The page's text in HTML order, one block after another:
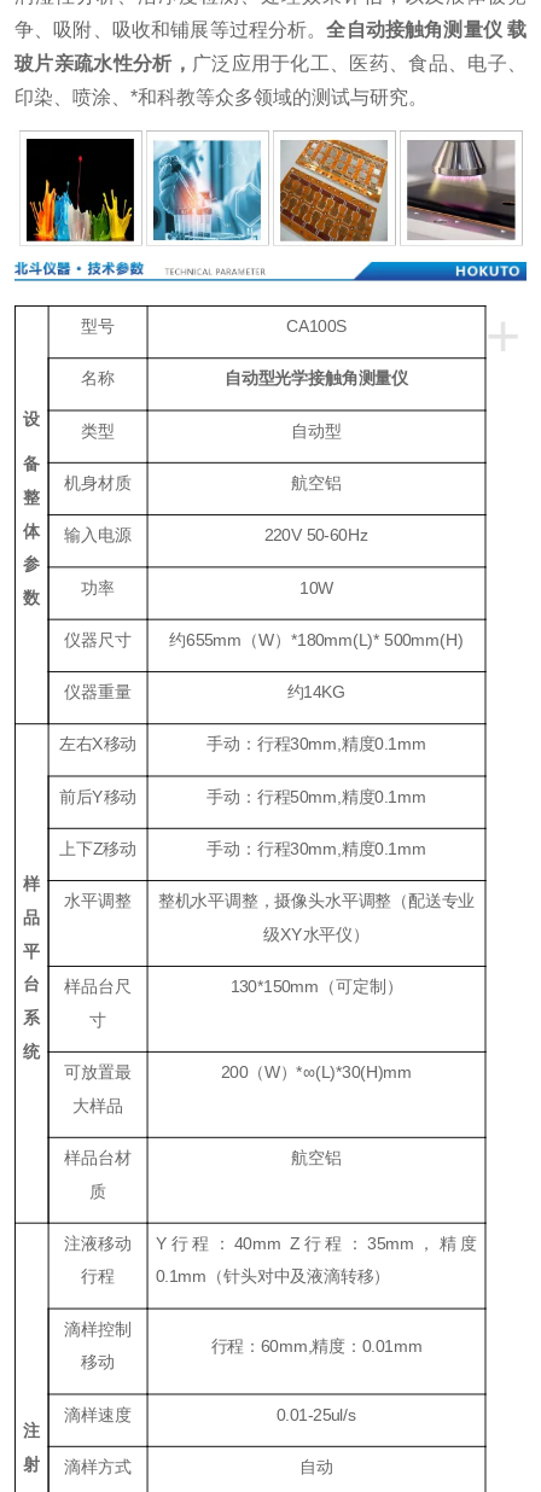
争、吸附、吸收和铺展等过程分析。全自动接触角测量仪 载
玻片亲疏水性分析 ， 广泛应用于化工、医药、食品、电子、
印染、喷涂、*和科教等众多领域的测试与研究。
+
设
备
整
体
参
数
型号 CA100S
名称 自动型光学接触角测量仪
类型 自动型
机身材质 航空铝
输入电源 220V 50-60Hz
功率 10W
仪器尺寸 约655mm（W）*180mm(L)* 500mm(H)
仪器重量 约14KG
样
品
平
台
系
统
左右X移动 手动：行程30mm,精度0.1mm
前后Y移动 手动：行程50mm,精度0.1mm
上下Z移动 手动：行程30mm,精度0.1mm
水平调整
整机水平调整，摄像头水平调整（配送专业
级XY水平仪）
样品台尺
寸
130*150mm（可定制）
可放置最
大样品
200（W）*∞(L)*30(H)mm
样品台材
质
航空铝
注
射
注液移动
行程
Y行程：40mm Z行程：35mm，精度
0.1mm（针头对中及液滴转移）
滴样控制
移动
行程：60mm,精度：0.01mm
滴样速度 0.01-25ul/s
滴样方式 自动